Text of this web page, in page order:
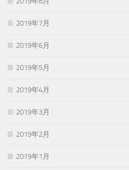
2019年7月
2019年6月
2019年5月
2019年4月
2019年3月
2019年2月
2019年1月